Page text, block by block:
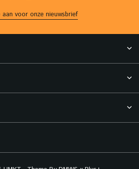
aan voor onze nieuwsbrief